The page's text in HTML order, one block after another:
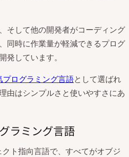
そして他の開発者がコーディング
同時に作業量が軽減できるプログ
発しています。
プログラミング言語として選ばれ
由はシンプルさと使いやすさにあ
ラミング言語
ト指向言語で、すべてがオブジ